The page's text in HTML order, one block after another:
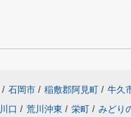
/ 石岡市 / 稲敷郡阿見町 / 牛久
川口 / 荒川沖東 / 栄町 / みどり